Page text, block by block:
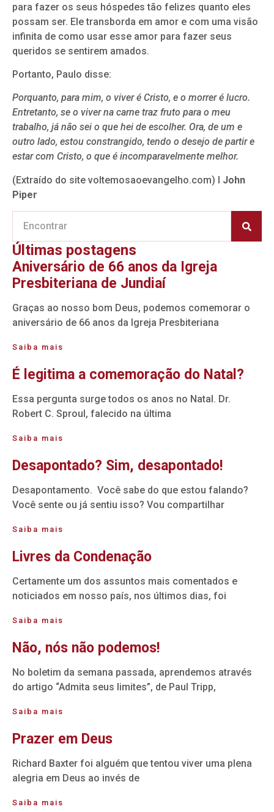
para fazer os seus hóspedes tão felizes quanto eles
possam ser. Ele transborda em amor e com uma visão
infinita de como usar esse amor para fazer seus
queridos se sentirem amados.
Portanto, Paulo disse:
Porquanto, para mim, o viver é Cristo, e o morrer é lucro.
Entretanto, se o viver na carne traz fruto para o meu
trabalho, já não sei o que hei de escolher. Ora, de um e
outro lado, estou constrangido, tendo o desejo de partir e
estar com Cristo, o que é incomparavelmente melhor.
(Extraído do site voltemosaoevangelho.com) I John
Piper
Últimas postagens
Aniversário de 66 anos da Igreja
Presbiteriana de Jundiaí
Graças ao nosso bom Deus, podemos comemorar o
aniversário de 66 anos da Igreja Presbiteriana
Saiba mais
É legitima a comemoração do Natal?
Essa pergunta surge todos os anos no Natal. Dr.
Robert C. Sproul, falecido na última
Saiba mais
Desapontado? Sim, desapontado!
Desapontamento. Você sabe do que estou falando?
Você sente ou já sentiu isso? Vou compartilhar
Saiba mais
Livres da Condenação
Certamente um dos assuntos mais comentados e
noticiados em nosso país, nos últimos dias, foi
Saiba mais
Não, nós não podemos!
No boletim da semana passada, aprendemos através
do artigo “Admita seus limites”, de Paul Tripp,
Saiba mais
Prazer em Deus
Richard Baxter foi alguém que tentou viver uma plena
alegria em Deus ao invés de
Saiba mais